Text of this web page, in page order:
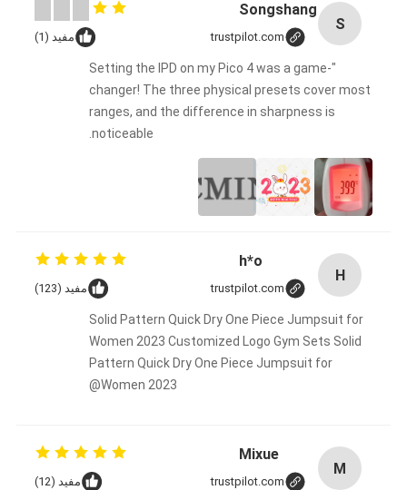
S
Songshang
trustpilot.com مفيد (1)
"Setting the IPD on my Pico 4 was a game-
changer! The three physical presets cover most
ranges, and the difference in sharpness is
noticeable.
H
h*o
trustpilot.com مفيد (123)
Solid Pattern Quick Dry One Piece Jumpsuit for
Women 2023 Customized Logo Gym Sets Solid
Pattern Quick Dry One Piece Jumpsuit for
Women 2023@
M
Mixue
trustpilot.com مفيد (12)